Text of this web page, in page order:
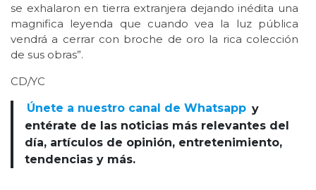
se exhalaron en tierra extranjera dejando inédita una
magnifica leyenda que cuando vea la luz pública
vendrá a cerrar con broche de oro la rica colección
de sus obras”.
CD/YC
Únete a nuestro canal de Whatsapp y
entérate de las noticias más relevantes del
día, artículos de opinión, entretenimiento,
tendencias y más.